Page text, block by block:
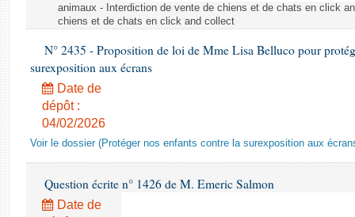
animaux - Interdiction de vente de chiens et de chats en click
chiens et de chats en click and collect
N° 2435 - Proposition de loi de Mme Lisa Belluco pour
surexposition aux écrans
Date de
dépôt :
04/02/2026
Voir le dossier (Protéger nos enfants contre la surexposition aux
Question écrite n° 1426 de M. Emeric Salmon
Date de